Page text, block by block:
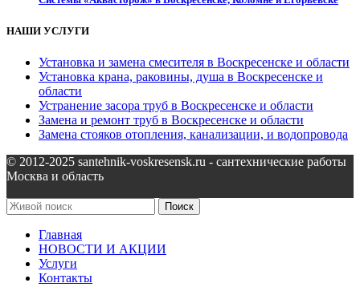
НАШИ УСЛУГИ
Установка и замена смесителя в Воскресенске и области
Установка крана, раковины, душа в Воскресенске и
области
Устранение засора труб в Воскресенске и области
Замена и ремонт труб в Воскресенске и области
Замена стояков отопления, канализации, и водопровода
© 2012-2025 santehnik-voskresensk.ru - сантехнические работы
Москва и область
Поиск
Главная
НОВОСТИ И АКЦИИ
Услуги
Контакты